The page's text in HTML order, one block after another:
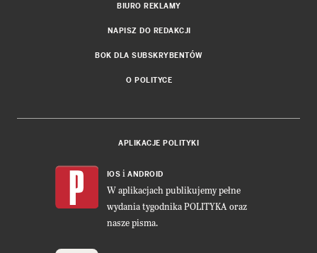
BIURO REKLAMY
NAPISZ DO REDAKCJI
BOK DLA SUBSKRYBENTÓW
O POLITYCE
APLIKACJE POLITYKI
IOS i ANDROID
W aplikacjach publikujemy pełne
wydania tygodnika POLITYKA oraz
nasze pisma.